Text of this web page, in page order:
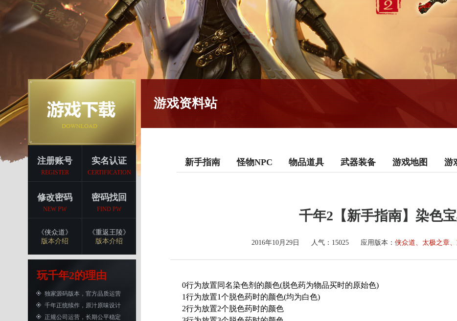
注册账号
REGISTER
实名认证
CERTIFICATION
修改密码
NEW PW
密码找回
FIND PW
《侠众道》
版本介绍
《重返王陵》
版本介绍
玩千年2的理由
独家源码版本，官方品质运营
千年正统续作，原汁原味设计
正规公司运营，长期公平稳定
游戏资料站
新手指南 怪物NPC 物品道具 武器装备 游戏地图 游
千年2【新手指南】染色
2016年10月29日 人气： 15025 应用版本： 侠众道、太极之章
0行为放置同名染色剂的颜色(脱色药为物品买时的原始色)
1行为放置1个脱色药时的颜色(均为白色)
2行为放置2个脱色药时的颜色